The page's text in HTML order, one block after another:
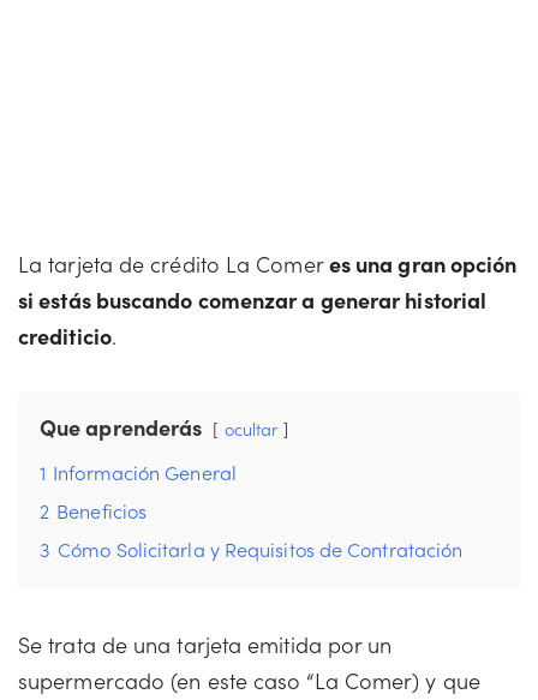
La tarjeta de crédito La Comeres una gran opción
si estás buscando comenzar a generar historial
crediticio.
Que aprenderás ocultar
1 Información General
2 Beneficios
3 Cómo Solicitarla y Requisitos de Contratación
Se trata de una tarjeta emitida por un
supermercado (en este caso “La Comer) y que